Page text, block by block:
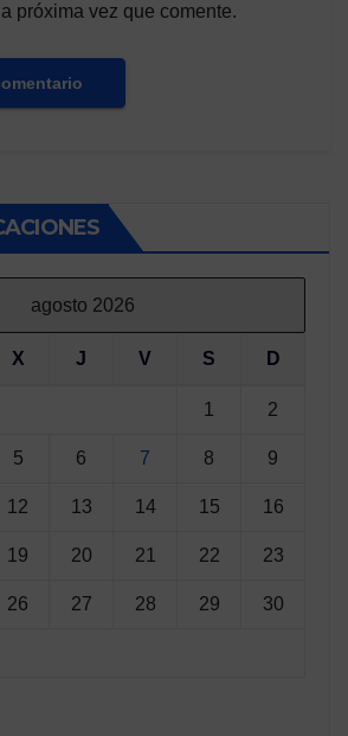
próxima vez que comente.
agosto 2026
X J V S D
1 2
5 6 7 8 9
12 13 14 15 16
19 20 21 22 23
26 27 28 29 30